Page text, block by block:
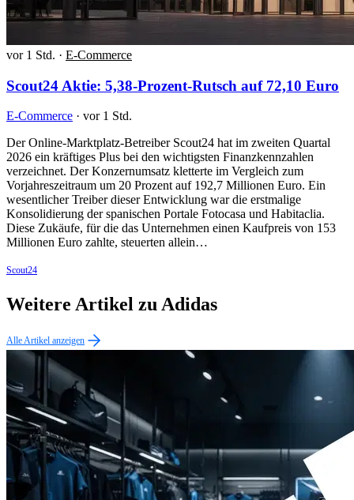
vor 1 Std. · E-Commerce
Scout24 Aktie: 5,38-Prozent-Rutsch auf 72,10 Euro
E-Commerce · vor 1 Std.
Der Online-Marktplatz-Betreiber Scout24 hat im zweiten Quartal
2026 ein kräftiges Plus bei den wichtigsten Finanzkennzahlen
verzeichnet. Der Konzernumsatz kletterte im Vergleich zum
Vorjahreszeitraum um 20 Prozent auf 192,7 Millionen Euro. Ein
wesentlicher Treiber dieser Entwicklung war die erstmalige
Konsolidierung der spanischen Portale Fotocasa und Habitaclia.
Diese Zukäufe, für die das Unternehmen einen Kaufpreis von 153
Millionen Euro zahlte, steuerten allein…
Scout24
Weitere Artikel zu Adidas
Alle Artikel anzeigen